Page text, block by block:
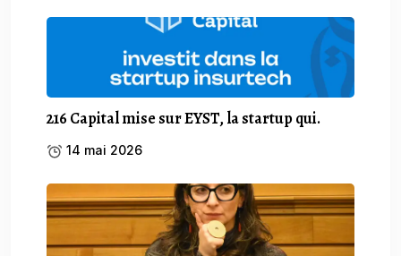
216 Capital mise sur EYST, la startup qui.
14 mai 2026